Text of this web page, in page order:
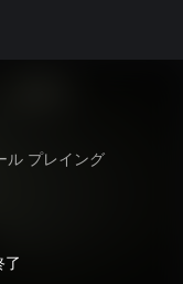
ル プレイング
了